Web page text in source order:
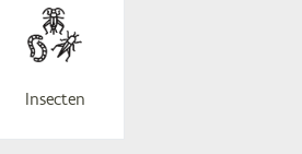
In­sec­ten